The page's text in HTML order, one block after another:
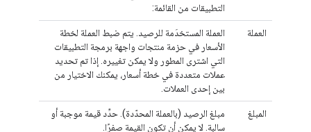
التطبيقات من القائمة:
العملة
العملة المستخدَمة للرصيد. يتم ضبط العملة لخطة
الأسعار في حزمة منتجات واجهة برمجة التطبيقات
التي اشترى المطور ولا يمكن تغييره. إذا تم تحديد
عملات متعددة في خطة أسعار، يمكنك الاختيار من
بين إحدى العملات.
المبلغ
مبلغ الرصيد (بالعملة المحدّدة). حدِّد قيمة موجبة أو
سالبة. لا يمكن أن تكون القيمة صفرًا.